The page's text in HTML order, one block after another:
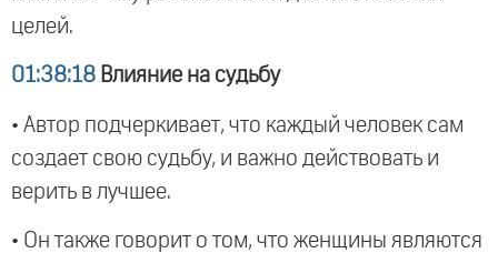
целей.
01:38:18 Влияние на судьбу
• Автор подчеркивает, что каждый человек сам
создает свою судьбу, и важно действовать и
верить в лучшее.
• Он также говорит о том, что женщины являются